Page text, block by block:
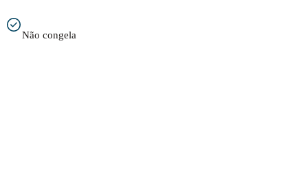
Não congela